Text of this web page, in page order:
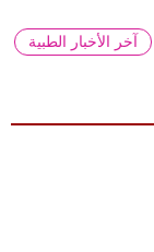
آخر الأخبار الطبية